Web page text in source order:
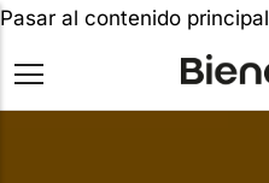
Pasar al contenido principal